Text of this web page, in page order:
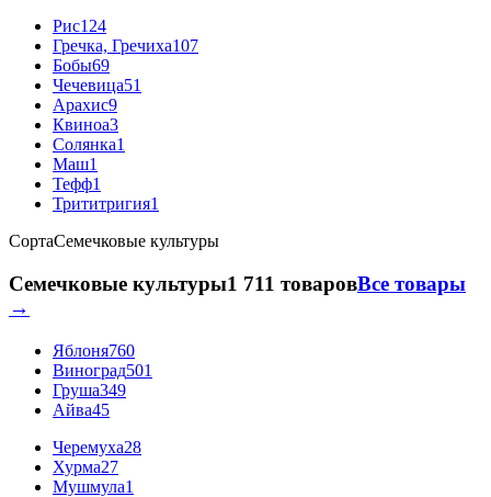
Рис124
Гречка, Гречиха107
Бобы69
Чечевица51
Арахис9
Квиноа3
Солянка1
Маш1
Тефф1
Трититригия1
СортаСемечковые культуры
Семечковые культуры1 711 товаровВсе товары
→
Яблоня760
Виноград501
Груша349
Айва45
Черемуха28
Хурма27
Мушмула1